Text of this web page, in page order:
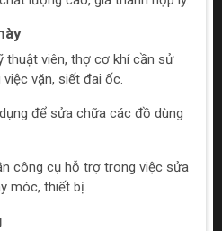
thuật viên, thợ cơ khí cần sử
vặn, siết đai ốc.
để sửa chữa các đồ dùng
công cụ hỗ trợ trong việc sửa
móc, thiết bị.